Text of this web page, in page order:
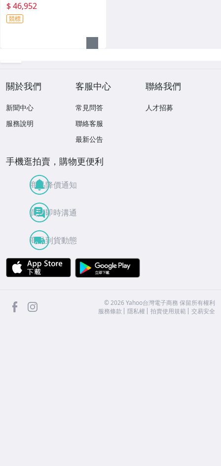
$ 46,952
競標
關於我們
新聞中心
服務說明
客服中心
常見問答
聯絡客服
最新公告
聯絡我們
人才招募
手機逛拍賣，購物更便利
商品降價通知
買賣即時溝通
商品到貨動態
APP Store
facebook ©2026 Yahoo台灣電子商務 保留所有權利
服務條款
隱私權 拍賣使用規範 交易安全